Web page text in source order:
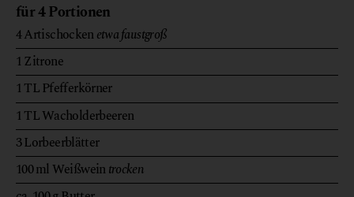
für 4 Portionen
4Artischockenetwa faustgroß
1 Zitrone
1 TLPfefferkörner
1 TLWacholderbeeren
3Lorbeerblätter
100ml Weißweintrocken